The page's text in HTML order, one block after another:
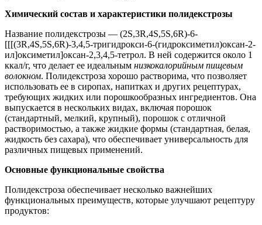
Химический состав и характеристики полидекстрозы
Название полидекстрозы — (2S,3R,4S,5S,6R)-6-
[[[(3R,4S,5S,6R)-3,4,5-тригидрокси-6-(гидроксиметил)оксан-2-
ил]оксиметил]оксан-2,3,4,5-тетрол. В ней содержится около 1
ккал/г, что делает ее идеальным низкокалорийным пищевым
волокном. Полидекстроза хорошо растворима, что позволяет
использовать ее в сиропах, напитках и других рецептурах,
требующих жидких или порошкообразных ингредиентов. Она
выпускается в нескольких видах, включая порошок
(стандартный, мелкий, крупный), порошок с отличной
растворимостью, а также жидкие формы (стандартная, белая,
жидкость без сахара), что обеспечивает универсальность для
различных пищевых применений.
Основные функциональные свойства
Полидекстроза обеспечивает несколько важнейших
функциональных преимуществ, которые улучшают рецептуру
продуктов: